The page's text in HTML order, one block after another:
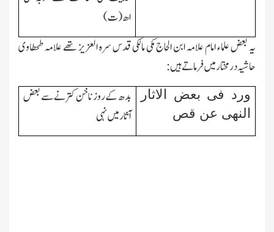
اھ(ت)
یہ بعض علماء امام علامہ ابن الحاج مکی مالکی قدس سرہ العزیز تھے علامہ طحطاوی
حاشیہ درمختار میں فرماتے ہیں:
ورد فی بعض الاثار
النھی عن قص
بدھ کے روز ناخن کترنے سے بعض
آثار میں نہی